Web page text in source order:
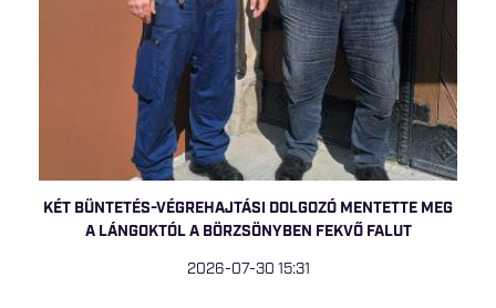
KÉT BÜNTETÉS-VÉGREHAJTÁSI DOLGOZÓ MENTETTE MEG
A LÁNGOKTÓL A BÖRZSÖNYBEN FEKVŐ FALUT
2026-07-30 15:31